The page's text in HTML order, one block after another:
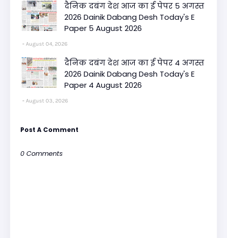
दैनिक दबंग देश आज का ई पेपर 5 अगस्त
2026 Dainik Dabang Desh Today's E
Paper 5 August 2026
August 04, 2026
दैनिक दबंग देश आज का ई पेपर 4 अगस्त
2026 Dainik Dabang Desh Today's E
Paper 4 August 2026
August 03, 2026
Post A Comment
0 Comments